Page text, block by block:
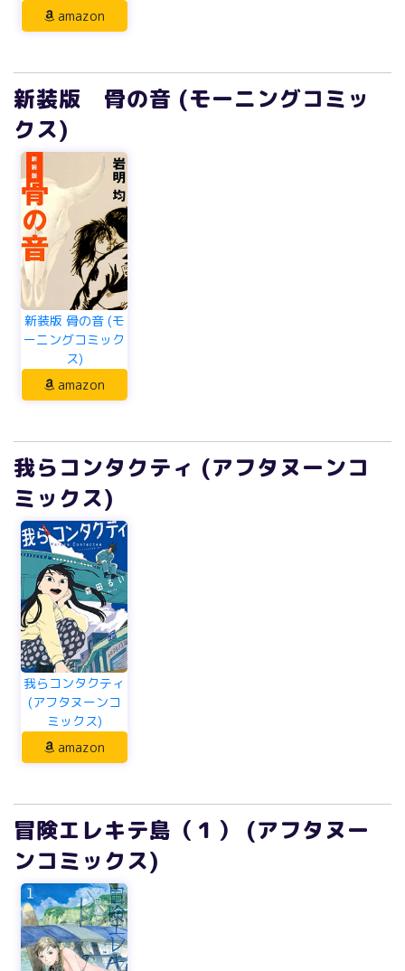
amazon
新装版 骨の音 (モーニングコミッ
クス)
新装版 骨の音 (モ
ーニングコミック
ス)
amazon
我らコンタクティ (アフタヌーンコ
ミックス)
我らコンタクティ
(アフタヌーンコ
ミックス)
amazon
冒険エレキテ島（１） (アフタヌー
ンコミックス)